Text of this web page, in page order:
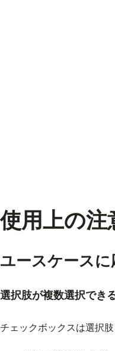
使用上の注
ユースケース
選択肢が複数選択でき
チェックボックスは選択